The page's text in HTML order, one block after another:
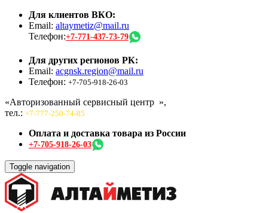
Для клиентов ВКО:
Email: altaymetiz@mail.ru
Телефон:+7-771-437-73-79
Для других регионов РК:
Email: acgnsk.region@mail.ru
Телефон: +7-705-918-26-03
«Авторизованный сервисный центр »,
тел.: +7-777-250-74-85
Оплата и доставка товара из России
+7-705-918-26-03
Toggle navigation